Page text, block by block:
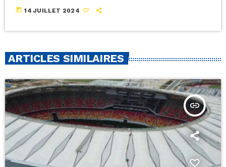
today 14 JUILLET 2024
ARTICLES SIMILAIRES
insert_link